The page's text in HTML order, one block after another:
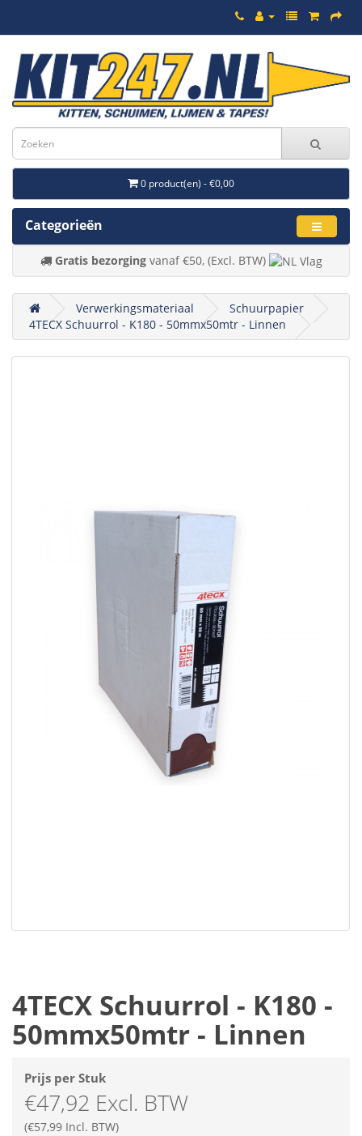
0 product(en) - €0,00
Categorieën
Gratis bezorgingvanaf €50, (Excl. BTW)
Verwerkingsmateriaal
Schuurpapier
4TECX Schuurrol - K180 - 50mmx50mtr - Linnen
4TECX Schuurrol - K180 -
50mmx50mtr - Linnen
Prijs per Stuk
€47,92 Excl. BTW
(€57,99 Incl. BTW)